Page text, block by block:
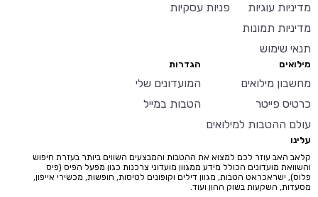
מדיניות עוגיות
מדיניות תמונות
תנאי שימוש
פניות עסקיות
מילואים
מחשבון מילואים
כרטיס פייטר
עולם ההטבות למילואים
הגדרות
המועדונים שלי
הטבות במייל
עלינו
קלאב האב עוזר לכם למצוא את ההטבות והמבצעים השווים ביותר בעזרת חיפוש
והשוואת מועדונים הכולל מידע ממגוון מועדוני צרכנות כגון מפעל הפיס (פיס
פלוס), ישראכראט הטבות, מגוון דילים וקופונים לטיסות, חופשות, מכשירי אייפון,
מסעדות, השקעות בשוק ההון ועוד.